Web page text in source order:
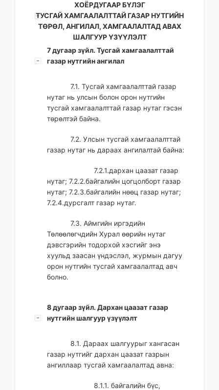
ХОЁРДУГААР БҮЛЭГ
ТУСГАЙ ХАМГААЛАЛТТАЙ ГАЗАР НУТГИЙН
ТӨРӨЛ, АНГИЛАЛ, ХАМГААЛАЛТАД АВАХ
ШАЛГУУР ҮЗҮҮЛЭЛТ
7 дугаар зүйл. Тусгай хамгаалалттай
газар нутгийн ангилал
7.1. Тусгай хамгаалалттай газар
нутаг нь улсын болон орон нутгийн
тусгай хамгаалалттай газар нутаг гэсэн
төрөлтэй байна.
7.2. Улсын тусгай хамгаалалттай
газар нутаг нь дараах ангилалтай байна:
7.2.1.дархан цаазат газар
нутаг; 7.2.2.байгалийн цогцолборт газар
нутаг; 7.2.3.байгалийн нөөц газар нутаг;
7.2.4.дурсгалт газар нутаг.
7.3. Аймгийн иргэдийн
Төлөөлөгчдийн Хурал өөрийн нутаг
дэвсгэрийн тодорхой хэсгийг энэ
хуульд заасан үндэслэл, журмын дагуу
орон нутгийн тусгай хамгаалалтад авч
болно.
8 дугаар зүйл. Дархан цаазат газар
нутгийн шалгуур үзүүлэлт
8.1. Дараах шалгуурыг хангасан
газар нутгийг дархан цаазат газрын
ангиллаар тусгай хамгаалалтад авна:
8.1.1. байгалийн бүс,